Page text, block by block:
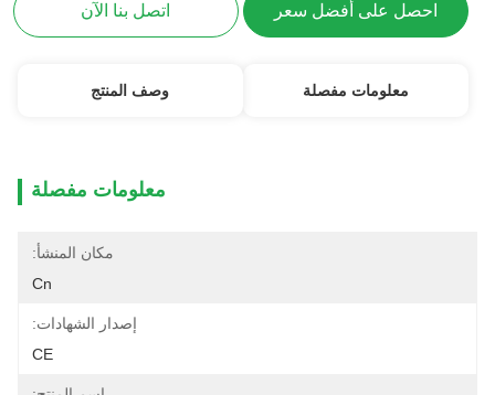
احصل على أفضل سعر اتصل بنا الآن
معلومات مفصلة وصف المنتج
معلومات مفصلة
مكان المنشأ:
Cn
إصدار الشهادات:
CE